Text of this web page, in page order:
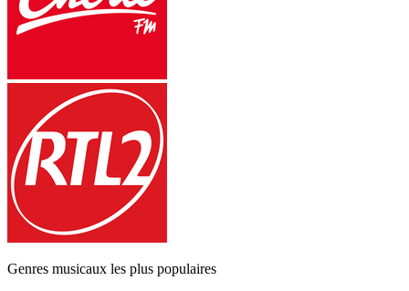
Genres musicaux les plus populaires